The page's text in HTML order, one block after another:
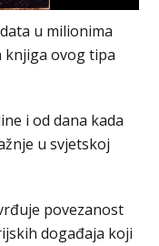
u milionima
knjiga ovog tipa
i od dana kada
u svjetskoj
povezanost
događaja koji